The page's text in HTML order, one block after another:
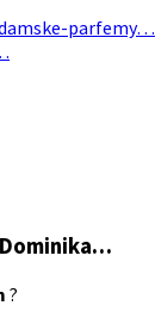
parfemy…
?